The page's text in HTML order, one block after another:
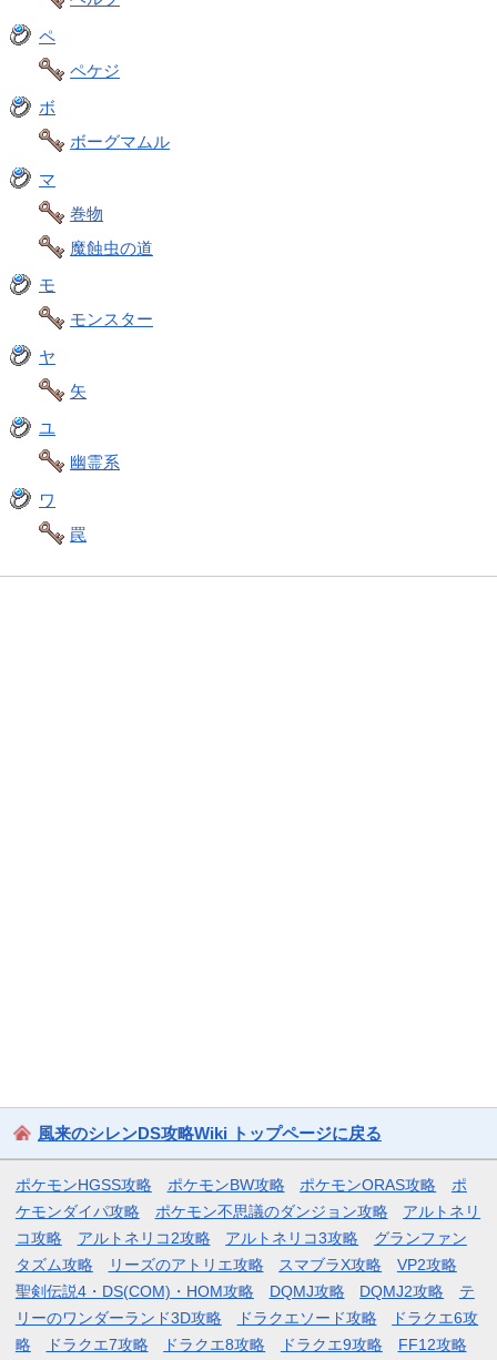
ペ
ペケジ
ボ
ボーグマムル
マ
巻物
魔蝕虫の道
モ
モンスター
ヤ
矢
ユ
幽霊系
ワ
罠
風来のシレンDS攻略Wiki トップページに戻る
ポケモンHGSS攻略 ポケモンBW攻略 ポケモンORAS攻略
ポ
ケモンダイパ攻略
ポケモン不思議のダンジョン攻略
アルトネリ
コ攻略
アルトネリコ2攻略 アルトネリコ3攻略
グランファン
タズム攻略
リーズのアトリエ攻略 スマブラX攻略
VP2攻略
聖剣伝説4・DS(COM)・HOM攻略
DQMJ攻略 DQMJ2攻略
テ
リーのワンダーランド3D攻略
ドラクエソード攻略
ドラクエ6攻
略
ドラクエ7攻略 ドラクエ8攻略 ドラクエ9攻略 FF12攻略